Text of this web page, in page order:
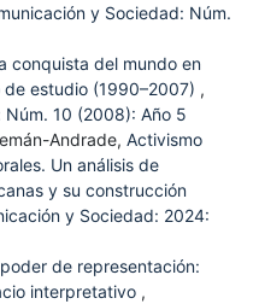
y Sociedad: Núm.
conquista del mundo en
estudio (1990–2007) ,
10 (2008): Año 5
Andrade, Activismo
Un análisis de
y su construcción
y Sociedad: 2024:
de representación:
interpretativo ,